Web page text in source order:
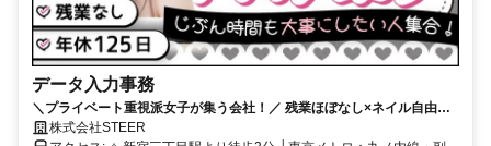
データ入力事務
＼プライベート重視派女子が集う会社！／ 残業ほぼなし×ネイル自由！
土日祝休み＆年間休日125日
株式会社STEER